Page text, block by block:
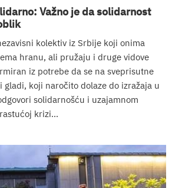
Važno je da solidarnost
kolektiv iz Srbije koji onima
hranu, ali pružaju i druge vidove
iz potrebe da se na sveprisutne
gladi, koji naročito dolaze do izražaja u
solidarnošću i uzajamnom
krizi...